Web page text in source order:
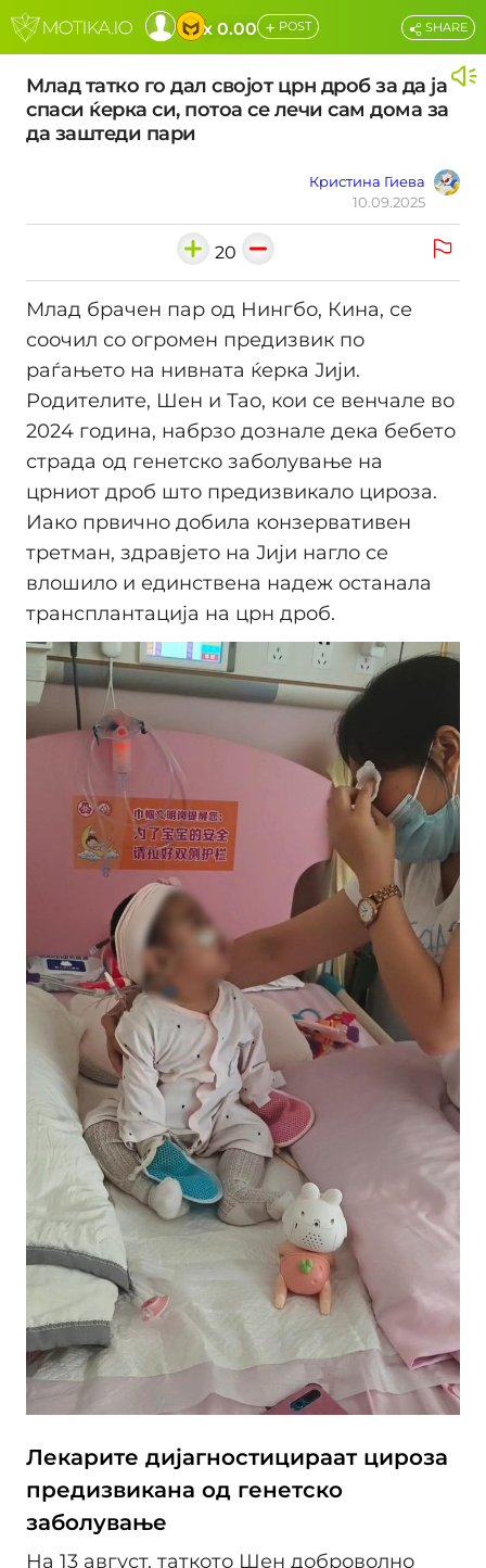
x 0.00 + POST
Млад татко го дал својот црн дроб за да ја
спаси ќерка си, потоа се лечи сам дома за
да заштеди пари
Кристина Гиева
10.09.2025
SHARE
20
Млад брачен пар од Нингбо, Кина, се
соочил со огромен предизвик по
раѓањето на нивната ќерка Јији.
Родителите, Шен и Тао, кои се венчале во
2024 година, набрзо дознале дека бебето
страда од генетско заболување на
црниот дроб што предизвикало цироза.
Иако првично добила конзервативен
третман, здравјето на Јији нагло се
влошило и единствена надеж останала
трансплантација на црн дроб.
Лекарите дијагностицираат цироза
предизвикана од генетско
заболување
На 13 август, таткото Шен доброволно